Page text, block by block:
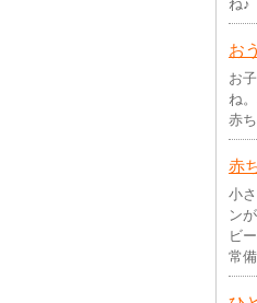
ね♪
お
お
ね
赤
赤
小
ン
ビ
常